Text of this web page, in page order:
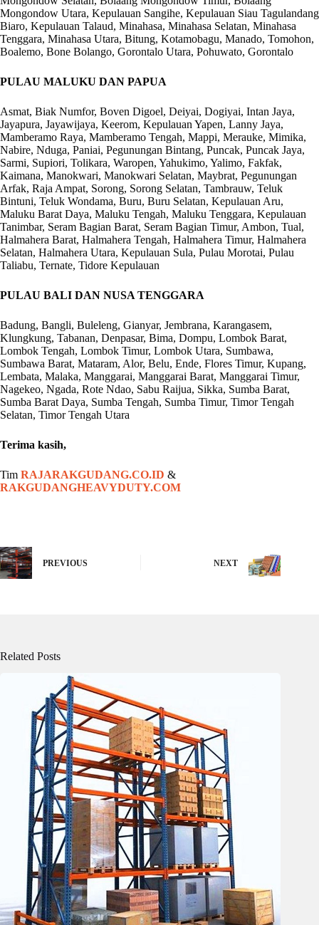
Mongondow Utara, Kepulauan Sangihe, Kepulauan Siau Tagulandang
Biaro, Kepulauan Talaud, Minahasa, Minahasa Selatan, Minahasa
Tenggara, Minahasa Utara, Bitung, Kotamobagu, Manado, Tomohon,
Boalemo, Bone Bolango, Gorontalo Utara, Pohuwato, Gorontalo
PULAU MALUKU DAN PAPUA
Asmat, Biak Numfor, Boven Digoel, Deiyai, Dogiyai, Intan Jaya,
Jayapura, Jayawijaya, Keerom, Kepulauan Yapen, Lanny Jaya,
Mamberamo Raya, Mamberamo Tengah, Mappi, Merauke, Mimika,
Nabire, Nduga, Paniai, Pegunungan Bintang, Puncak, Puncak Jaya,
Sarmi, Supiori, Tolikara, Waropen, Yahukimo, Yalimo, Fakfak,
Kaimana, Manokwari, Manokwari Selatan, Maybrat, Pegunungan
Arfak, Raja Ampat, Sorong, Sorong Selatan, Tambrauw, Teluk
Bintuni, Teluk Wondama, Buru, Buru Selatan, Kepulauan Aru,
Maluku Barat Daya, Maluku Tengah, Maluku Tenggara, Kepulauan
Tanimbar, Seram Bagian Barat, Seram Bagian Timur, Ambon, Tual,
Halmahera Barat, Halmahera Tengah, Halmahera Timur, Halmahera
Selatan, Halmahera Utara, Kepulauan Sula, Pulau Morotai, Pulau
Taliabu, Ternate, Tidore Kepulauan
PULAU BALI DAN NUSA TENGGARA
Badung, Bangli, Buleleng, Gianyar, Jembrana, Karangasem,
Klungkung, Tabanan, Denpasar, Bima, Dompu, Lombok Barat,
Lombok Tengah, Lombok Timur, Lombok Utara, Sumbawa,
Sumbawa Barat, Mataram, Alor, Belu, Ende, Flores Timur, Kupang,
Lembata, Malaka, Manggarai, Manggarai Barat, Manggarai Timur,
Nagekeo, Ngada, Rote Ndao, Sabu Raijua, Sikka, Sumba Barat,
Sumba Barat Daya, Sumba Tengah, Sumba Timur, Timor Tengah
Selatan, Timor Tengah Utara
Terima kasih,
Tim RAJARAKGUDANG.CO.ID &
RAKGUDANGHEAVYDUTY.COM
PREVIOUS NEXT
Related Posts